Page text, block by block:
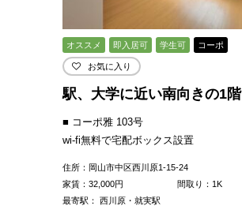
オススメ 即入居可 学生可 コーポ
お気に入り
駅、大学に近い南向きの1階
■ コーポ雅 103号
wi-fi無料で宅配ボックス設置
住所：岡山市中区西川原1-15-24
家賃： 32,000円
間取り：1K
最寄駅： 西川原・就実駅